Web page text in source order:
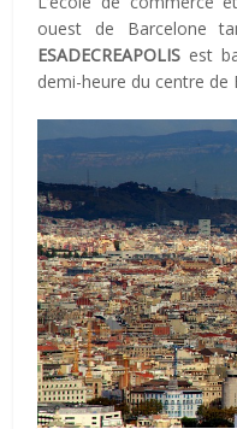
ouest de Barcelone
ESADECREAPOLIS est
demi-heure du centre de